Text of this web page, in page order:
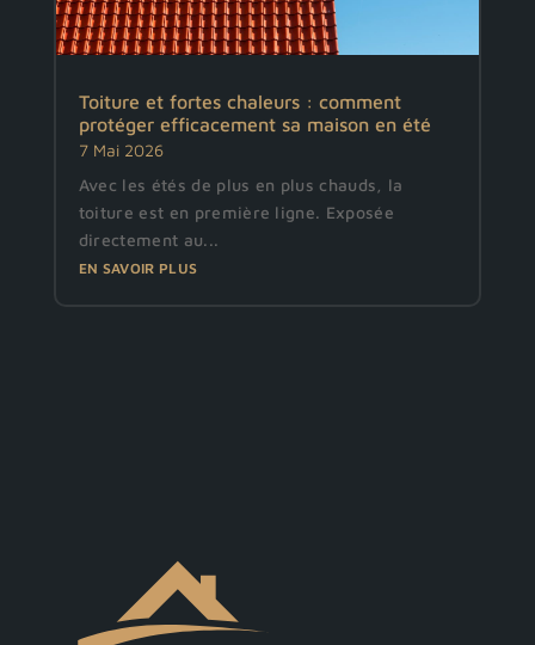
Toiture et fortes chaleurs : comment
protéger efficacement sa maison en été
7 Mai 2026
Avec les étés de plus en plus chauds, la
toiture est en première ligne. Exposée
directement au...
EN SAVOIR PLUS